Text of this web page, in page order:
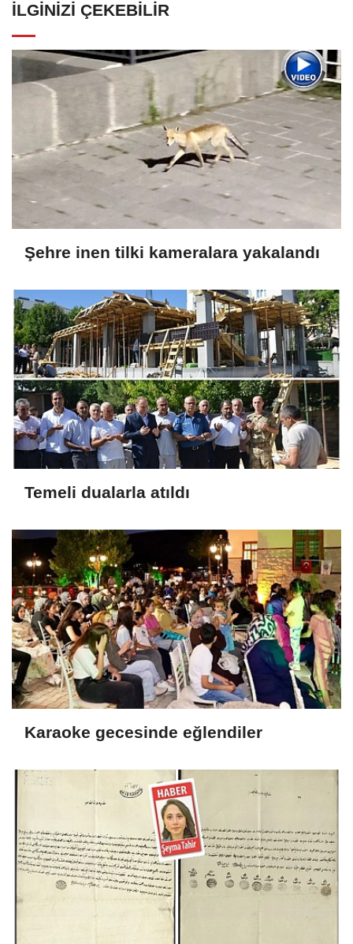
İLGINIZI ÇEKEBILIR
Şehre inen tilki kameralara yakalandı
Temeli dualarla atıldı
Karaoke gecesinde eğlendiler